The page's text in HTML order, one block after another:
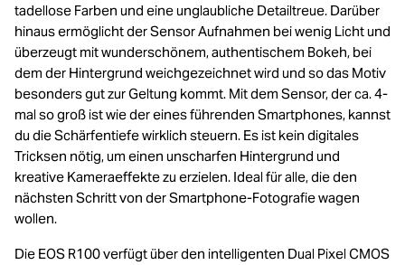
tadellose Farben und eine unglaubliche Detailtreue. Darüber
hinaus ermöglicht der Sensor Aufnahmen bei wenig Licht und
überzeugt mit wunderschönem, authentischem Bokeh, bei
dem der Hintergrund weichgezeichnet wird und so das Motiv
besonders gut zur Geltung kommt. Mit dem Sensor, der ca. 4-
mal so groß ist wie der eines führenden Smartphones, kannst
du die Schärfentiefe wirklich steuern. Es ist kein digitales
Tricksen nötig, um einen unscharfen Hintergrund und
kreative Kameraeffekte zu erzielen. Ideal für alle, die den
nächsten Schritt von der Smartphone-Fotografie wagen
wollen.
Die EOS R100 verfügt über den intelligenten Dual Pixel CMOS